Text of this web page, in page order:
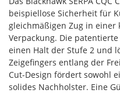
beispiellose Sicherheit für
gleichmäßigen Zug in einer
Verpackung. Die patentierte
einen Halt der Stufe 2 und
Zeigefingers entlang der
Cut-Design fördert sowohl
solides Nachholster. Eine